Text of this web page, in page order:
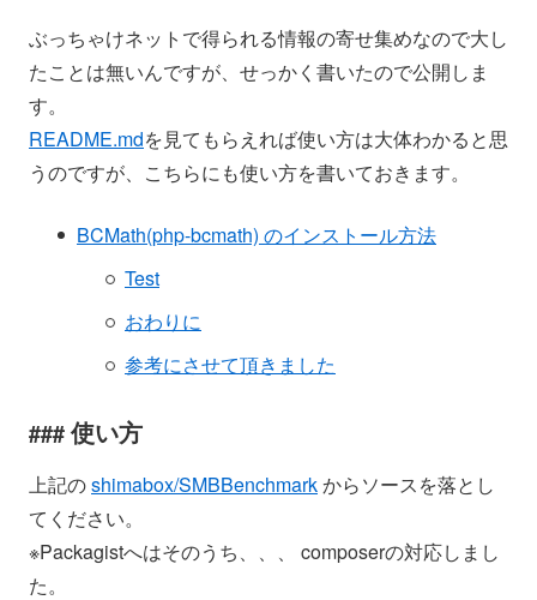
ぶっちゃけネットで得られる情報の寄せ集めなので大し
たことは無いんですが、せっかく書いたので公開しま
す。
README.mdを見てもらえれば使い方は大体わかると思
うのですが、こちらにも使い方を書いておきます。
BCMath(php-bcmath) のインストール方法
Test
おわりに
参考にさせて頂きました
使い方
上記のshimabox/SMBBenchmarkからソースを落とし
てください。
※Packagistへはそのうち、、、 composerの対応しまし
た。